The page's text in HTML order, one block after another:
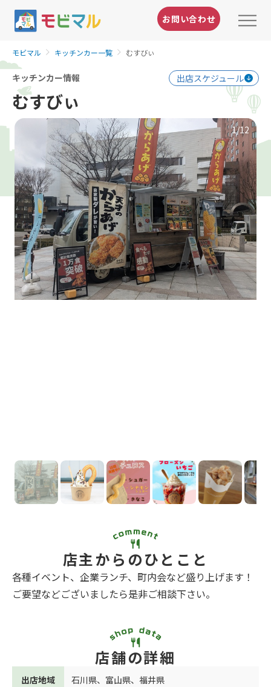
お問い合わせ
モビマル キッチンカー一覧 むすびぃ
キッチンカー情報 出店スケジュール
むすびぃ
1/12
店主からのひとこと
各種イベント、企業ランチ、町内会など盛り上げます！
ご要望などございましたら是非ご相談下さい。
店舗の詳細
出店地域 石川県、 富山県、 福井県